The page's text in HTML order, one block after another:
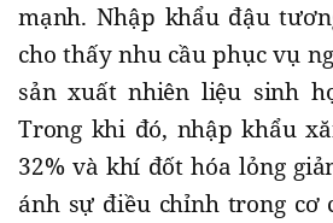
mạnh. Nhập khẩu đậu
cho thấy nhu cầu phục vụ
sản xuất nhiên liệu sinh
Trong khi đó, nhập khẩu
32% và khí đốt hóa lỏng
ánh sự điều chỉnh trong cơ